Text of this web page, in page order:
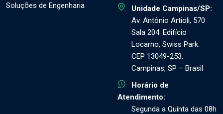
Soluções de Engenharia
Unidade Campinas/SP:
Av. Antônio Artioli, 570
Sala 204. Edifício
Locarno, Swiss Park.
CEP 13049-253.
Campinas, SP – Brasil
Horário de
Atendimento:
Segunda a Quinta das 08h